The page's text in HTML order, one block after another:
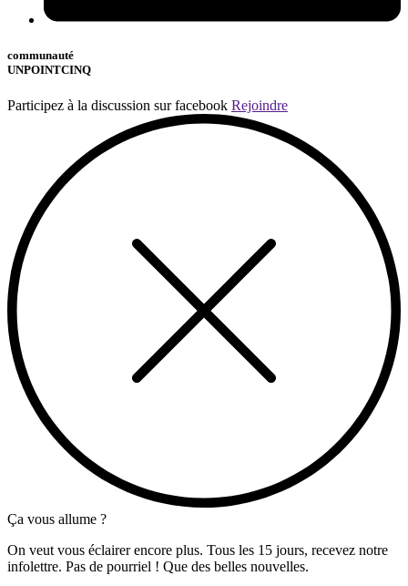
communauté
UNPOINTCINQ
Participez à la discussion sur facebook Rejoindre
Ça vous allume ?
On veut vous éclairer encore plus. Tous les 15 jours, recevez notre
infolettre. Pas de pourriel ! Que des belles nouvelles.